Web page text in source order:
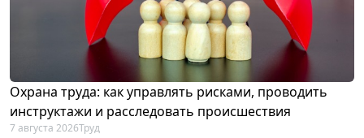
Охрана труда: как управлять рисками, проводить
инструктажи и расследовать происшествия
7 августа 2026Труд